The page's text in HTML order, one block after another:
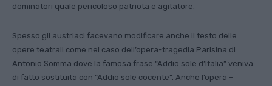
dominatori quale pericoloso patriota e agitatore.
Spesso gli austriaci facevano modificare anche il testo delle
opere teatrali come nel caso dell’opera-tragedia Parisina di
Antonio Somma dove la famosa frase “Addio sole d’Italia” veniva
di fatto sostituita con “Addio sole cocente”. Anche l’opera –